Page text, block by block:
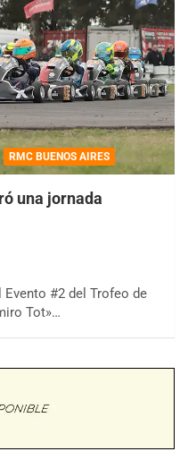
RMC BUENOS AIRES
una jornada
#2 del Trofeo de
Tot»…